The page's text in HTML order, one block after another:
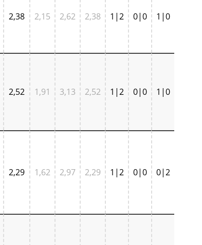
2,38 2,15 2,62 2,38 1|2 0|0 1|0
2,52 1,91 3,13 2,52 1|2 0|0 1|0
2,29 1,62 2,97 2,29 1|2 0|0 0|2